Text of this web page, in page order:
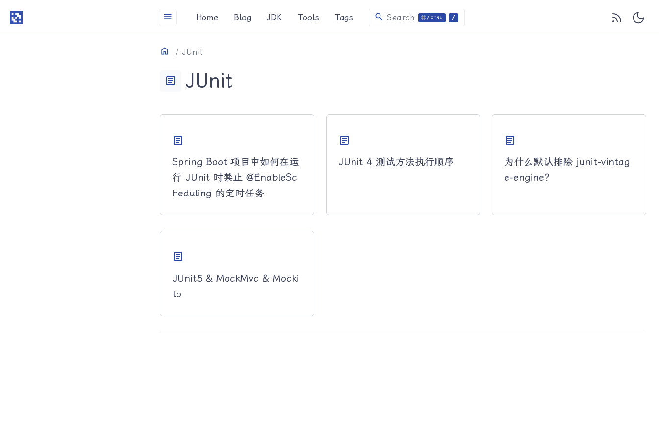
menu Home Blog JDK Tools Tags search Search
Home JUnit
目录
article JUnit
article
Spring Boot 项目中如何在运
行 JUnit 时禁止 @EnableSc
heduling 的定时任务
article
JUnit 4 测试方法执行顺序
article
为什么默认排除 junit-vintag
e-engine？
article
JUnit5 & MockMvc & Mocki
to